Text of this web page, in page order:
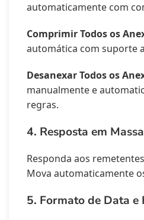
automaticamente com
Comprimir Todos os
automática com suporte
Desanexar Todos os
manualmente e
regras.
4. Resposta em Massa
Responda aos
Mova automaticamente
5. Formato de Data e